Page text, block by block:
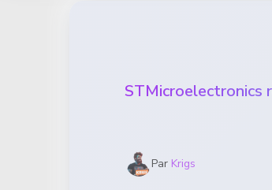
STMicroelectronics
Par Krigs